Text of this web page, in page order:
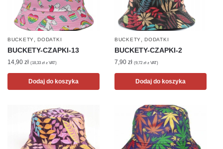
BUCKETY ,DODATKI
BUCKETY-CZAPKI-13
14,90 zł (18,33 zł z VAT)
Dodaj do koszyka
BUCKETY ,DODATKI
BUCKETY-CZAPKI-2
7,90zł (9,72zł z VAT)
Dodaj do koszyka